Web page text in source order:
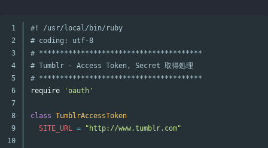
1
2
3
4
5
6
7
8
9
10
#! /usr/local/bin/ruby
# coding: utf-8
# ***************************************
# Tumblr - Access Token, Secret 取得処理
# ***************************************
require
'oauth'
class TumblrAccessToken
SITE_URL = "http://www.tumblr.com"